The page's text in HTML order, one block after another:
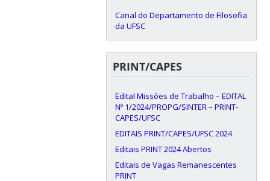
Canal do Departamento de Filosofia
da UFSC
PRINT/CAPES
Edital Missões de Trabalho – EDITAL
Nº 1/2024/PROPG/SINTER – PRINT-
CAPES/UFSC
EDITAIS PRINT/CAPES/UFSC 2024
Editais PRINT 2024 Abertos
Editais de Vagas Remanescentes
PRINT